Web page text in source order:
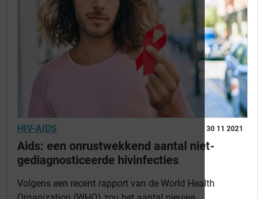
30 11 2021
HIV-AIDS
Aids: een onrustwekkend aantal niet-
gediagnosticeerde hivinfecties
Volgens een recent rapport van de World Health